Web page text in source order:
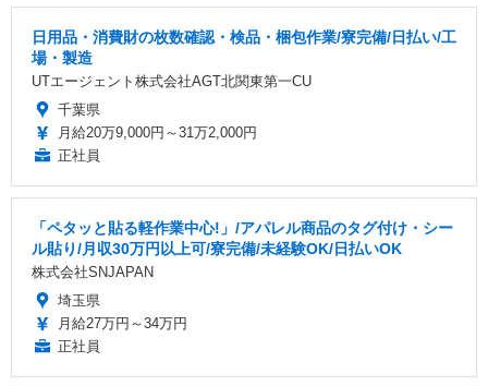
日用品・消費財の枚数確認・検品・梱包作業/寮完備/日払い/工
場・製造
UTエージェント株式会社AGT北関東第一CU
千葉県
月給20万9,000円～31万2,000円
正社員
「ペタッと貼る軽作業中心!」/アパレル商品のタグ付け・シー
ル貼り/月収30万円以上可/寮完備/未経験OK/日払いOK
株式会社SNJAPAN
埼玉県
月給27万円～34万円
正社員